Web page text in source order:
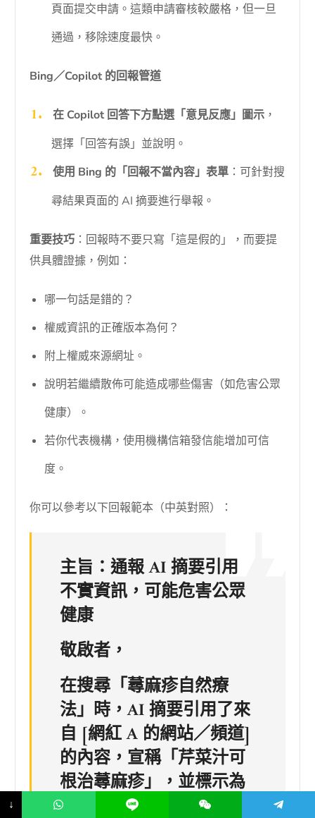
頁面提交申請。這類申請審核較嚴格，但一旦
通過，移除速度最快。
Bing／Copilot 的回報管道
在 Copilot 回答下方點選「意見反應」圖示，
選擇「回答有誤」並說明。
使用 Bing 的「回報不當內容」表單：可針對搜
尋結果頁面的 AI 摘要進行舉報。
重要技巧 ：回報時不要只寫「這是假的」，而要提
供具體證據，例如：
哪一句話是錯的？
權威資訊的正確版本為何？
附上權威來源網址。
說明若繼續散佈可能造成哪些傷害（如危害公眾
健康）。
若你代表機構，使用機構信箱發信能增加可信
度。
你可以參考以下回報範本（中英對照）：
主旨：通報 AI 摘要引用
不實資訊，可能危害公眾
健康
敬啟者，
在搜尋「蕁麻疹自然療
法」時，AI 摘要引用了來
自 [網紅 A 的網站／頻道]
的內容，宣稱「芹菜汁可
根治蕁麻疹」，並標示為
可信來源。該陳述與台灣
↓